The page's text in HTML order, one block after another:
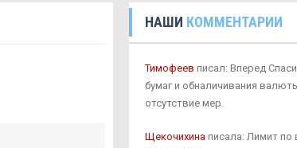
НАШИ КОММЕНТАРИИ
Тимофеев писал: Вперед
бумаг и обналичивания
отсутствие мер.
Щекочихинаписала: Лимит по